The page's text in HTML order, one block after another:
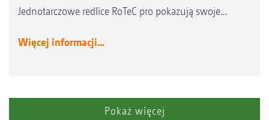
Jednotarczowe redlice RoTeC pro pokazują swoje...
Więcej informacji...
Pokaż więcej